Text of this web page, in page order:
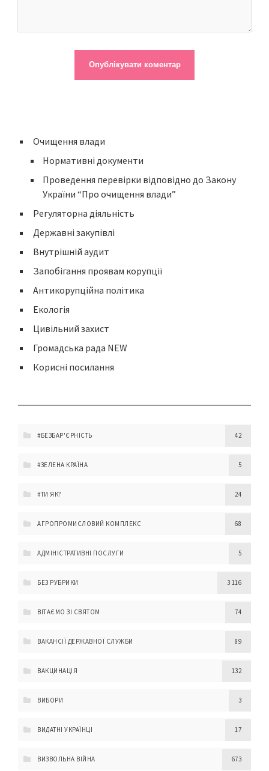
Очищення влади
Нормативні документи
Проведення перевірки відповідно до Закону
України “Про очищення влади”
Регуляторна діяльність
Державні закупівлі
Внутрішній аудит
Запобігання проявам корупції
Антикорупційна політика
Екологія
Цивільний захист
Громадська рада NEW
Корисні посилання
#БЕЗБАР'ЄРНІСТЬ 42
#ЗЕЛЕНА КРАЇНА 5
#ТИ ЯК? 24
АГРОПРОМИСЛОВИЙ КОМПЛЕКС 68
АДМІНІСТРАТИВНІ ПОСЛУГИ 5
БЕЗ РУБРИКИ 3 116
ВІТАЄМО ЗІ СВЯТОМ 74
ВАКАНСІЇ ДЕРЖАВНОЇ СЛУЖБИ 89
ВАКЦИНАЦІЯ 132
ВИБОРИ 3
ВИДАТНІ УКРАЇНЦІ 17
ВИЗВОЛЬНА ВІЙНА 673